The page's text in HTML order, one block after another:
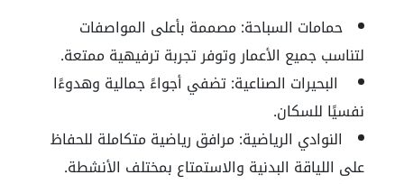
حمامات السباحة: مصممة بأعلى المواصفات
لتناسب جميع الأعمار وتوفر تجربة ترفيهية ممتعة.
البحيرات الصناعية:تضفي أجواءً جمالية وهدوءًا
نفسيًا للسكان.
النوادي الرياضية: مرافق رياضية متكاملة للحفاظ
على اللياقة البدنية والاستمتاع بمختلف الأنشطة.